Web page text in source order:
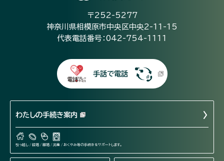
〒252-5277
神奈川県相模原市中央区中央2-11-15
代表電話番号：042-754-1111
手話で電話
わたしの手続き案内
引っ越し / 結婚 / 離婚 / 出産 / おくやみ等の手続きをサポートします。